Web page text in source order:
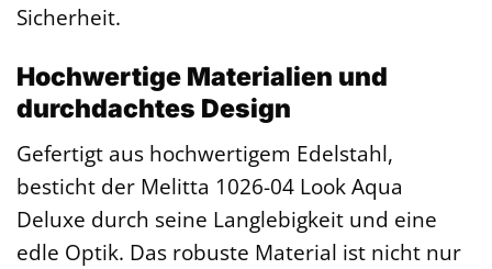
Sicherheit.
Hochwertige Materialien und
durchdachtes Design
Gefertigt aus hochwertigem Edelstahl,
besticht der Melitta 1026-04 Look Aqua
Deluxe durch seine Langlebigkeit und eine
edle Optik. Das robuste Material ist nicht nur